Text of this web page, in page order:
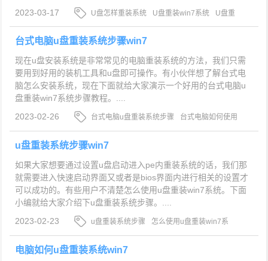
2023-03-17
U盘怎样重装系统 U盘重装win7系统
U盘重
装win7系统步骤教程
台式电脑u盘重装系统步骤win7
现在u盘安装系统是非常常见的电脑重装系统的方法，我们只需
要用到好用的装机工具和u盘即可操作。有小伙伴想了解台式电
脑怎么安装系统，现在下面就给大家演示一个好用的台式电脑u
盘重装win7系统步骤教程。....
2023-02-26
台式电脑u盘重装系统步骤
台式电脑如何使用
u盘重装win7系统
u盘重装win7系统
u盘重装系统步骤win7
如果大家想要通过设置u盘启动进入pe内重装系统的话，我们那
就需要进入快速启动界面又或者是bios界面内进行相关的设置才
可以成功的。有些用户不清楚怎么使用u盘重装win7系统。下面
小编就给大家介绍下u盘重装系统步骤。....
2023-02-23
u盘重装系统步骤
怎么使用u盘重装win7系
统
u盘重装win7系统
电脑如何u盘重装系统win7